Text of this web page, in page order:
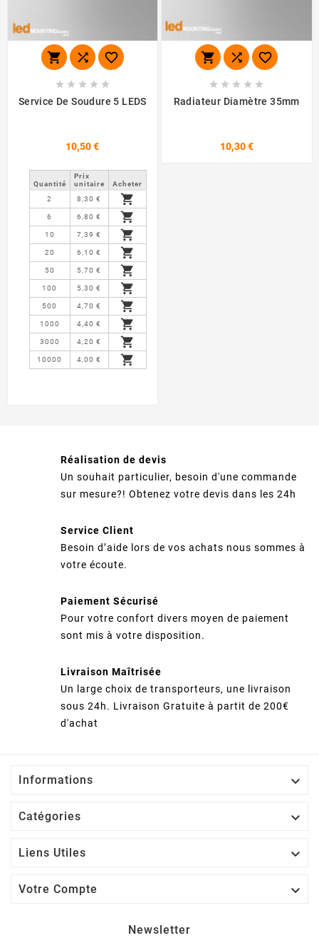
  
    
Service De Soudure 5 LEDS
10,50 €
Quantité
Prix ​​
unitaire
Acheter
2
8,30 € 
6 6,80 € 
10 7,39 € 
20 6,10 € 
50 5,70 € 
100 5,30 € 
500 4,70 € 
1000 4,40 € 
3000 4,20 € 
10000 4,00 € 
  
    
Radiateur Diamètre 35mm
10,30 €
Réalisation de devis
Un souhait particulier, besoin d'une commande
sur mesure?! Obtenez votre devis dans les 24h
Service Client
Besoin d’aide lors de vos achats nous sommes à
votre écoute.
Paiement Sécurisé
Pour votre confort divers moyen de paiement
sont mis à votre disposition.
Livraison Maîtrisée
Un large choix de transporteurs, une livraison
sous 24h. Livraison Gratuite à partit de 200€
d'achat
Informations 
Catégories 
Liens Utiles 
Votre Compte 
Newsletter